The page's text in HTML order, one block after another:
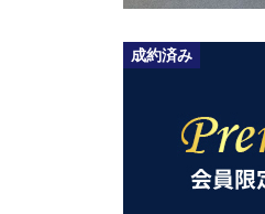
成約済み